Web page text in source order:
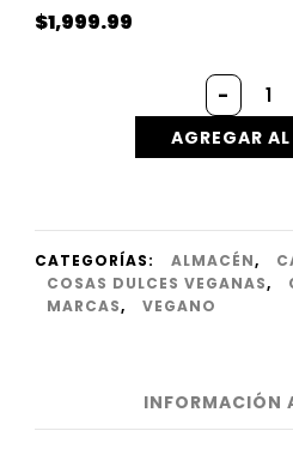
$1,999.99
-
Chia
&
AGREGAR
CATEGORÍAS: ALMACÉN,
COSAS DULCES VEGANAS,
MARCAS, VEGANO
INFORMACIÓN